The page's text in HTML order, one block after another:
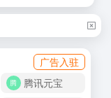
广告入驻
腾讯元宝